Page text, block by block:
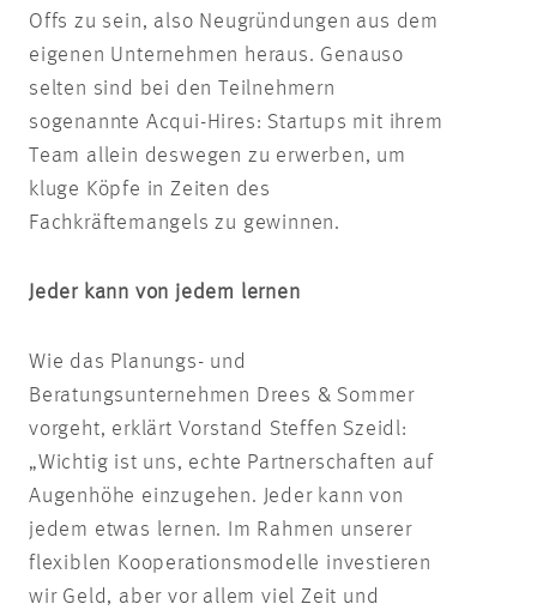
Offs zu sein, also Neugründungen aus dem
eigenen Unternehmen heraus. Genauso
selten sind bei den Teilnehmern
sogenannte Acqui-Hires: Startups mit ihrem
Team allein deswegen zu erwerben, um
kluge Köpfe in Zeiten des
Fachkräftemangels zu gewinnen.
Jeder kann von jedem lernen
Wie das Planungs- und
Beratungsunternehmen Drees & Sommer
vorgeht, erklärt Vorstand Steffen Szeidl:
„Wichtig ist uns, echte Partnerschaften auf
Augenhöhe einzugehen. Jeder kann von
jedem etwas lernen. Im Rahmen unserer
flexiblen Kooperationsmodelle investieren
wir Geld, aber vor allem viel Zeit und